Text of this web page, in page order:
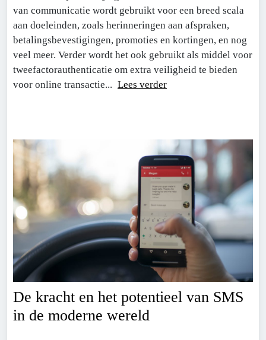
van communicatie wordt gebruikt voor een breed scala
aan doeleinden, zoals herinneringen aan afspraken,
betalingsbevestigingen, promoties en kortingen, en nog
veel meer. Verder wordt het ook gebruikt als middel voor
tweefactorauthenticatie om extra veiligheid te bieden
voor online transactie... Lees verder
De kracht en het potentieel van SMS
in de moderne wereld